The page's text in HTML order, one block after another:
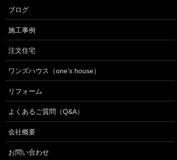
ブログ
施工事例
注文住宅
ワンズハウス（one’s house）
リフォーム
よくあるご質問（Q&A）
会社概要
お問い合わせ